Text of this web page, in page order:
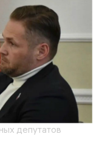
депутатов